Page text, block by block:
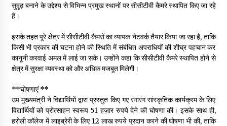
सुदृढ़ बनाने के उद्देश्य से विभिन्न प्रमुख स्थानों पर सीसीटीवी कैमरे स्थापित किए जा रहे
हैं।
इसके तहत पूरे क्षेत्र में सीसीटीवी कैमरों का व्यापक नेटवर्क तैयार किया जा रहा है, ताकि
किसी भी प्रकार की घटना होने की स्थिति में संबंधित अपराधियों की शीघ्र पहचान कर
कानूनी करवाई अमल में लाई जा सके। उन्होंने कहा कि सीसीटीवी कैमरे स्थापित होने से
क्षेत्र में सुरक्षा व्यवस्था को और अधिक मजबूत मिलेगी।
**घोषणाएं **
उप मुख्यमंत्री ने विद्यार्थियों द्वारा प्रस्तुत किए गए रंगारंग सांस्कृतिक कार्यक्रम के लिए
विद्यार्थियों को प्रोत्साहन स्वरूप 51 हज़ार रुपये देने की घोषणा की। इसके साथ ही,
हरोली कॉलेज में लाइब्रेरी के लिए 12 लाख रुपये प्रदान करने की घोषणा भी की, ताकि